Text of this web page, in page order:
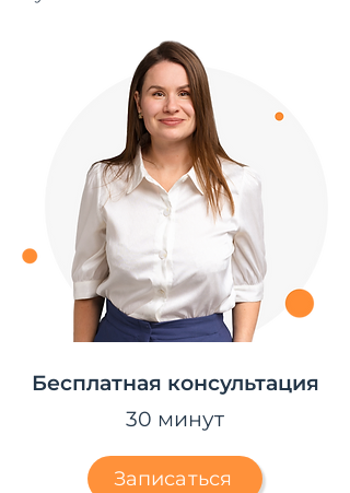
Бесплатная консультация
30 минут
Записаться